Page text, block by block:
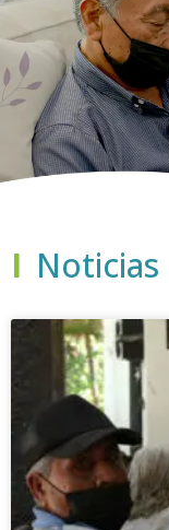
I Noticias